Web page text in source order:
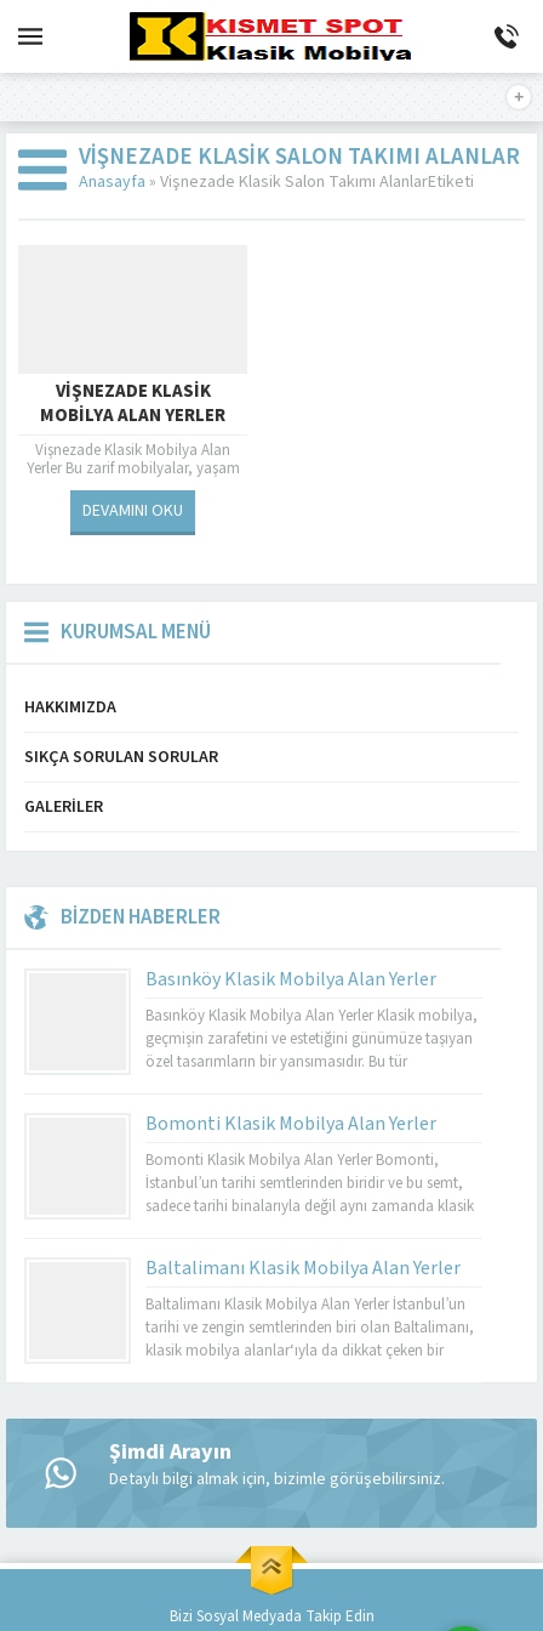
VIŞNEZADE KLASIK SALON TAKIMI ALANLAR
Anasayfa » Vişnezade Klasik Salon Takımı AlanlarEtiketi
VIŞNEZADE KLASIK
MOBILYA ALAN YERLER
Vişnezade Klasik Mobilya Alan
Yerler Bu zarif mobilyalar, yaşam
alanlarınıza adeta bir şaheser gibi
değer katar. İşte tam da bu...
DEVAMINI OKU
KURUMSAL MENÜ
HAKKIMIZDA
SIKÇA SORULAN SORULAR
GALERILER
BİZDEN HABERLER
Basınköy Klasik Mobilya Alan Yerler
Basınköy Klasik Mobilya Alan Yerler Klasik mobilya,
geçmişin zarafetini ve estetiğini günümüze taşıyan
özel tasarımların bir yansımasıdır. Bu tür
mobilya alan yerler, bu tür özel parçaları
değerlendirmek isteyenler için mükemmel bir
seçenektir. Eğer siz de eski mobilyalarınızı satmayı...
Bomonti Klasik Mobilya Alan Yerler
Bomonti Klasik Mobilya Alan Yerler Bomonti,
İstanbul’un tarihi semtlerinden biridir ve bu semt,
sadece tarihi binalarıyla değil aynı zamanda klasik
bir semt olup, bu semtte klasik mobilyaları sevenler
için birçok seçenek sunmaktadır. Bomonti klasik
mobilya...
Baltalimanı Klasik Mobilya Alan Yerler
Baltalimanı Klasik Mobilya Alan Yerler İstanbul’un
tarihi ve zengin semtlerinden biri olan Baltalimanı,
klasik mobilya alanlar‘ıyla da dikkat çeken bir
mobilya ürünlerini bulabileceğiniz birçok
mağazaya ev sahipliği yapmaktadır. Bu makalede,
Baltalimanı klasik mobilya alan yerler hakkında...
Şimdi Arayın
Detaylı bilgi almak için, bizimle görüşebilirsiniz.
Bizi Sosyal Medyada Takip Edin
Cevap Yaz